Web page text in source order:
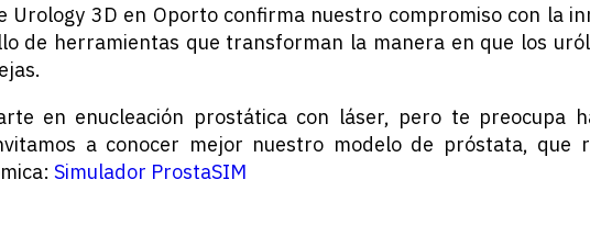
Urology 3D en Oporto confirma nuestro compromiso con la
de herramientas que transforman la manera en que los
en enucleación prostática con láser, pero te preocupa
a conocer mejor nuestro modelo de próstata, que
Simulador ProstaSIM